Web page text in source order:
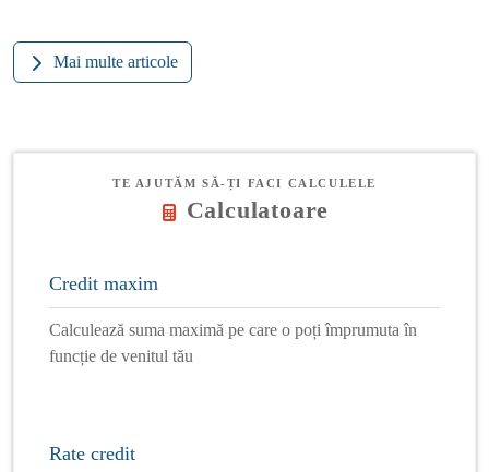
Mai multe articole
TE AJUTĂM SĂ-ȚI FACI CALCULELE
Calculatoare
Credit maxim
Calculează suma maximă pe care o poți împrumuta în
funcție de venitul tău
Rate credit